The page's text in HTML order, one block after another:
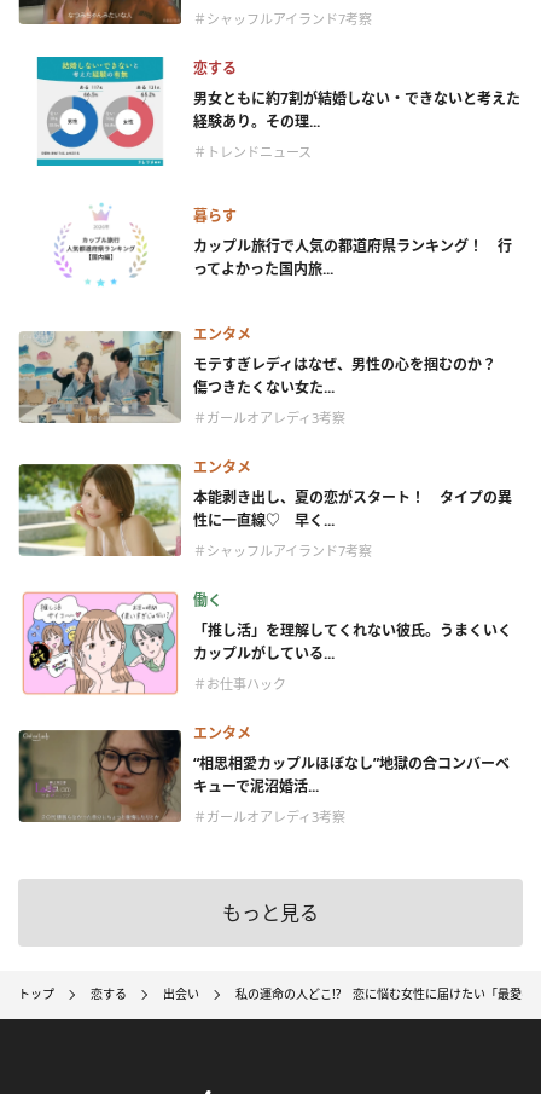
＃シャッフルアイランド7考察
恋する
男女ともに約7割が結婚しない・できないと考えた
経験あり。その理...
＃トレンドニュース
暮らす
カップル旅行で人気の都道府県ランキング！ 行
ってよかった国内旅...
エンタメ
モテすぎレディはなぜ、男性の心を掴むのか？
傷つきたくない女た...
＃ガールオアレディ3考察
エンタメ
本能剥き出し、夏の恋がスタート！ タイプの異
性に一直線♡ 早く...
＃シャッフルアイランド7考察
働く
「推し活」を理解してくれない彼氏。うまくいく
カップルがしている...
＃お仕事ハック
エンタメ
“相思相愛カップルほぼなし”地獄の合コンバーベ
キューで泥沼婚活...
＃ガールオアレディ3考察
もっと見る
トップ 恋する 出会い 私の運命の人どこ!? 恋に悩む女性に届けたい「最愛の